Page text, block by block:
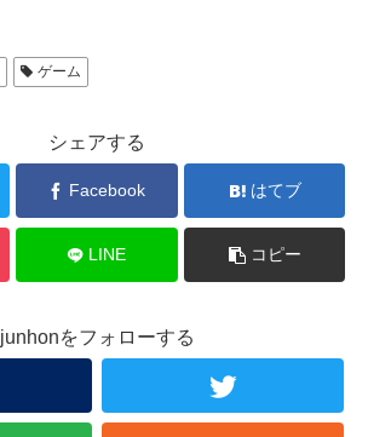
ゲーム
シェアする
Facebook はてブ
LINE コピー
junhonをフォローする